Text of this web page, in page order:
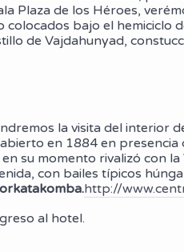
Plaza de los Héroes,
colocados bajo el hemiciclo
de Vajdahunyad,
la visita del interior
en 1884 en
su momento rivalizó con
con bailes típicos
http://
al hotel.